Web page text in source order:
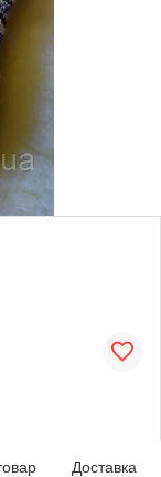
Доставка